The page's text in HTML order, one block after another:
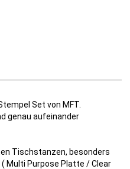
Set von MFT.
genau aufeinander
Tischstanzen, besonders
( Multi Purpose Platte / Clear